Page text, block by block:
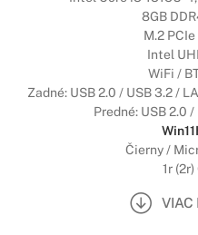
8GB
M.2 PCIe
Intel
WiFi /
Zadné: USB 2.0 / USB 3.2 /
Predné: USB 2.0
Čierny /
1r
VIAC